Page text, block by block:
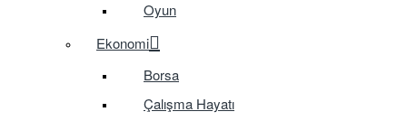
Oyun
Ekonomi
Borsa
Çalışma Hayatı